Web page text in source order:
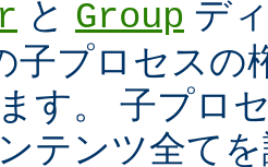
と Group デ
子プロセスの
す。 子プロ
テンツ全て